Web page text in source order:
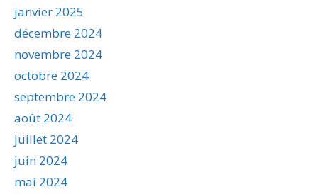
janvier 2025
décembre 2024
novembre 2024
octobre 2024
septembre 2024
août 2024
juillet 2024
juin 2024
mai 2024